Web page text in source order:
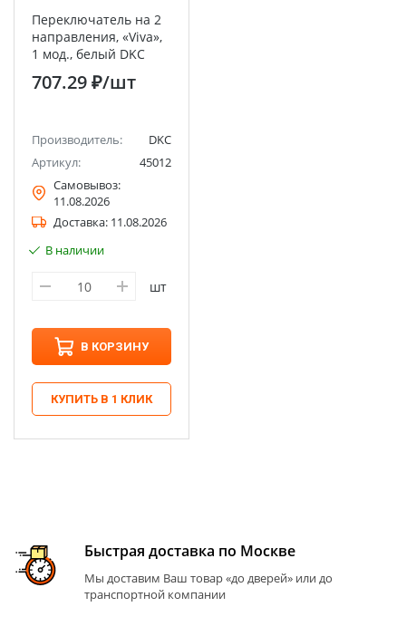
Переключатель на 2
направления, «Viva»,
1 мод., белый DKC
707.29 ₽/шт
Производитель:
DKC
Артикул:
45012
Самовывоз:
11.08.2026
Доставка: 11.08.2026
В наличии
шт
В КОРЗИНУ
КУПИТЬ В 1 КЛИК
Быстрая доставка по Москве
Мы доставим Ваш товар «до дверей» или до
транспортной компании